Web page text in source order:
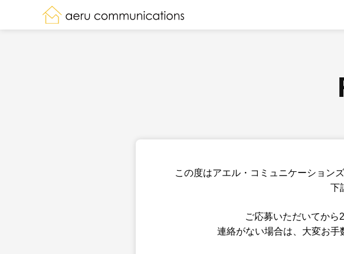
この度はアエル・コミュニケーション
下
ご応募いただいてから
連絡がない場合は、大変お手